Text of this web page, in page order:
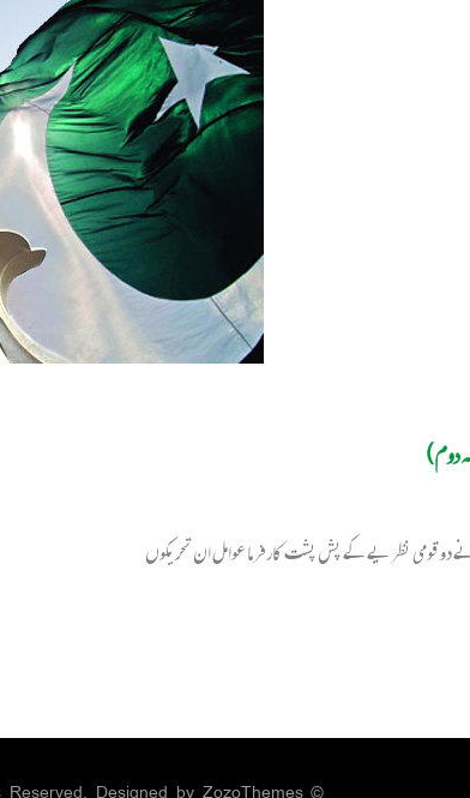
دوم)
نے دو قومی نظریے کے پش پشت کارفرما عوامل ان تحریکوں